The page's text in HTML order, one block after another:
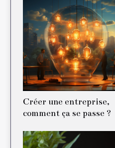
Créer une entreprise,
comment ça se passe ?